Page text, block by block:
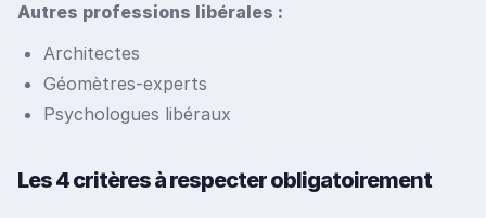
Autres professions libérales :
Architectes
Géomètres-experts
Psychologues libéraux
Les 4 critères à respecter obligatoirement